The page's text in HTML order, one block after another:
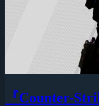
『Counter-